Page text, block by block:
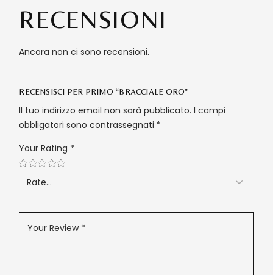
RECENSIONI
Ancora non ci sono recensioni.
RECENSISCI PER PRIMO “BRACCIALE ORO”
Il tuo indirizzo email non sarà pubblicato. I campi
obbligatori sono contrassegnati *
Your Rating *